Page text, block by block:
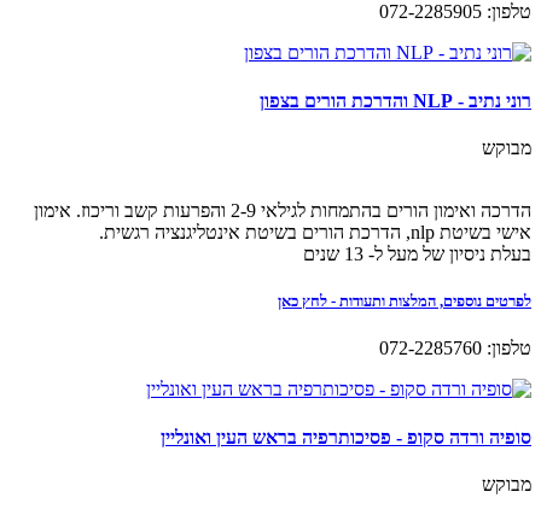
טלפון: 072-2285905
רוני נתיב - NLP והדרכת הורים בצפון
מבוקש
הדרכה ואימון הורים בהתמחות לגילאי 2-9 והפרעות קשב וריכוז. אימון
אישי בשיטת nlp, הדרכת הורים בשיטת אינטליגנציה רגשית.
בעלת ניסיון של מעל ל- 13 שנים
לפרטים נוספים, המלצות ותעודות - לחץ כאן
טלפון: 072-2285760
סופיה ורדה סקופ - פסיכותרפיה בראש העין ואונליין
מבוקש